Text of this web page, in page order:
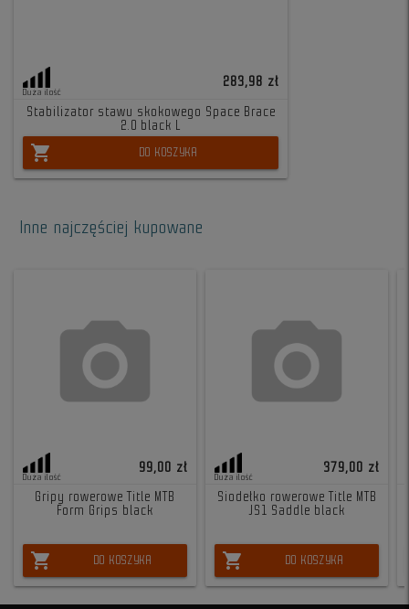
Duża ilość
283,98 zł
Stabilizator stawu skokowego Space Brace
2.0 black L
shopping_cart DO KOSZYKA
Inne najczęściej kupowane
Duża ilość
99,00 zł
Gripy rowerowe Title MTB
Form Grips black
shopping_cart DO KOSZYKA
Duża ilość
379,00 zł
Siodełko rowerowe Title MTB
JS1 Saddle black
shopping_cart DO KOSZYKA